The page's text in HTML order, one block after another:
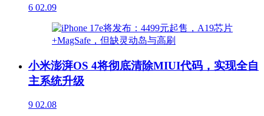
6 02.09
小米澎湃OS 4将彻底清除MIUI代码，实现全自
主系统升级
9 02.08